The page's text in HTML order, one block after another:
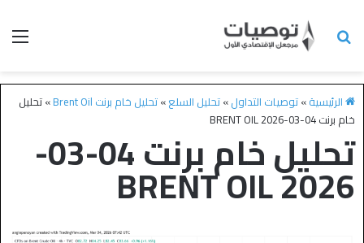
الرئيسية»توصيات التداول»تحليل السلع»تحليل خام برنت Brent Oil »تحليل
خام برنت 04-03-2026 BRENT OIL
تحليل خام برنت 04-03-
2026 BRENT OIL